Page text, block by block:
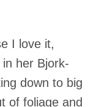
I love it,
her Bjork-
down to big
of foliage and